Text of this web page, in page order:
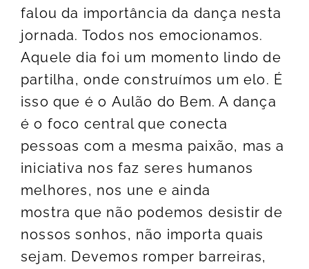
falou da importância da dança nesta
jornada. Todos nos emocionamos.
Aquele dia foi um momento lindo de
partilha, onde construímos um elo. É
isso que é o Aulão do Bem. A dança
é o foco central que conecta
pessoas com a mesma paixão, mas a
iniciativa nos faz seres humanos
melhores, nos une e ainda
mostra que não podemos desistir de
nossos sonhos, não importa quais
sejam. Devemos romper barreiras,